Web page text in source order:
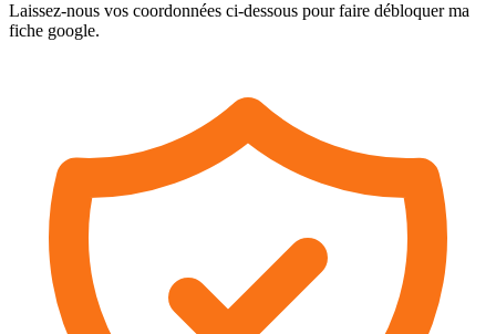
Laissez-nous vos coordonnées ci-dessous pour faire débloquer ma
fiche google.